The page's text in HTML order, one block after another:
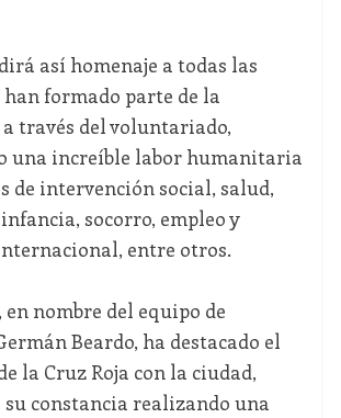
así homenaje a todas las
han formado parte de la
través del voluntariado,
una increíble labor humanitaria
de intervención social, salud,
socorro, empleo y
entre otros.
nombre del equipo de
Beardo, ha destacado el
la Cruz Roja con la ciudad,
su constancia realizando una